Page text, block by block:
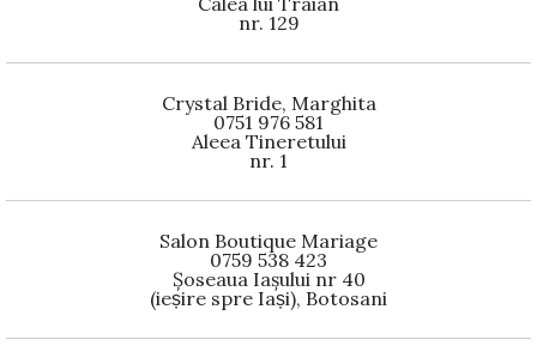
nr. 129
Crystal Bride, Marghita
0751 976 581
Aleea Tineretului
nr. 1
Salon Boutique Mariage
0759 538 423
Șoseaua Iașului nr 40
(ieșire spre Iași), Botosani